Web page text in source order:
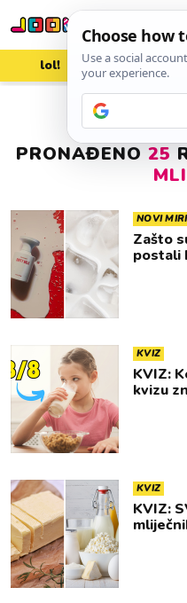
lol! aww
PRONAĐENO 25
NOVI
Zašto
postali
KVIZ
KVIZ:
kvizu
KVIZ
KVIZ: